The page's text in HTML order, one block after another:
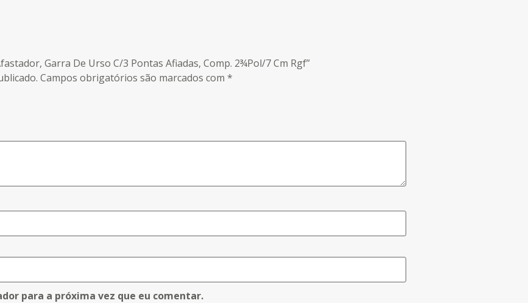
Garra De Urso C/3 Pontas Afiadas, Comp. 2¾Pol/7 Cm Rgf”
Campos obrigatórios são marcados com *
para a próxima vez que eu comentar.